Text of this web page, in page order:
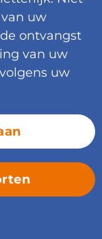
uw
ontvangst
van uw
uw